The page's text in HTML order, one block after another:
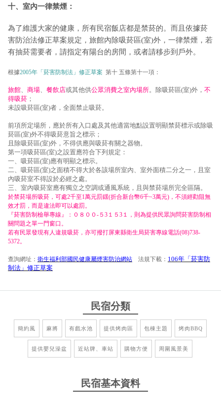
十、室內一律禁煙：
為了維護大家的健康，所有民宿飯店都是禁菸的。而且依據菸
害防治法修正草案規定，旅館內除吸菸區(室)外，一律禁煙，若
有抽菸需要者，請指定有陽台的房間，或者請移步到戶外。
根據2005年「菸害防制法」修正草案 第十 五條第十一項：
旅館、 商場、 餐飲店或其他供公眾消費之室內場所。除吸菸區(室)外， 不
得吸菸 ；
未設吸菸區(室)者，全面禁止吸菸。
前項所定場所，應於所有入口處及其他適當地點設置明顯禁菸標示或除吸
菸區(室)外不得吸菸意旨之標示；
且除吸菸區(室)外，不得供應與吸菸有關之器物。
第一項吸菸區(室)之設置應符合下列規定：
一、吸菸區(室)應有明顯之標示。
二、吸菸區(室)之面積不得大於各該場所室內、室外面積二分之一，且室
內吸菸室不得設於必經之處。
三、室內吸菸室應有獨立之空調或通風系統，且與禁菸場所完全區隔。
於禁菸場所吸菸，可處2千至1萬元罰鍰(折合新台幣6千~3萬元)，不須經勸阻無
效才罰，而是違法即可以處罰。
『菸害防制檢舉專線』：０８００-５3１５3１，則為提供民眾詢問菸害防制相
關問題之單一門窗口。
若有民眾發現有人違規吸菸，亦可撥打屏東縣衛生局菸害專線電話(08)738-
5372。
查詢網址： 衛生福利部國民健康屬煙害防治網站 法規下載： 106年「菸害防
制法」修正草案
民宿分類
簡約風 麻將 有戲水池 提供烤肉區 包棟主題 烤肉BBQ
提供嬰兒澡盆 近站牌、車站 購物方便 周圍風景美
民宿基本資料